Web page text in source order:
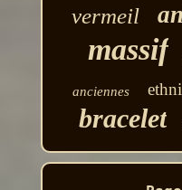
vermeil
massif
anciennes
bracelet